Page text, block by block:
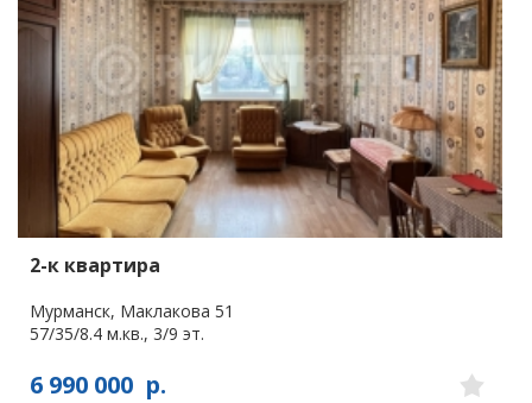
2-к квартира
Мурманск, Маклакова 51
57/35/8.4 м.кв., 3/9 эт.
6 990 000 р.